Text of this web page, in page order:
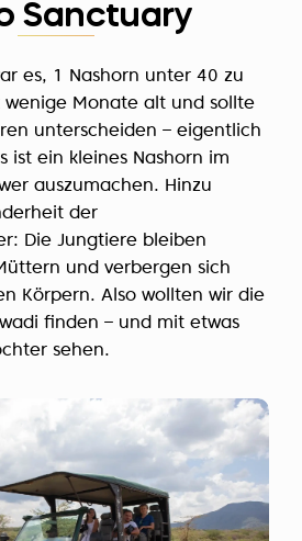
Sanctuary
es, 1 Nashorn unter 40 zu
wenige Monate alt und sollte
unterscheiden – eigentlich
ist ein kleines Nashorn im
auszumachen. Hinzu
der
Die Jungtiere bleiben
und verbergen sich
Körpern. Also wollten wir die
finden – und mit etwas
sehen.